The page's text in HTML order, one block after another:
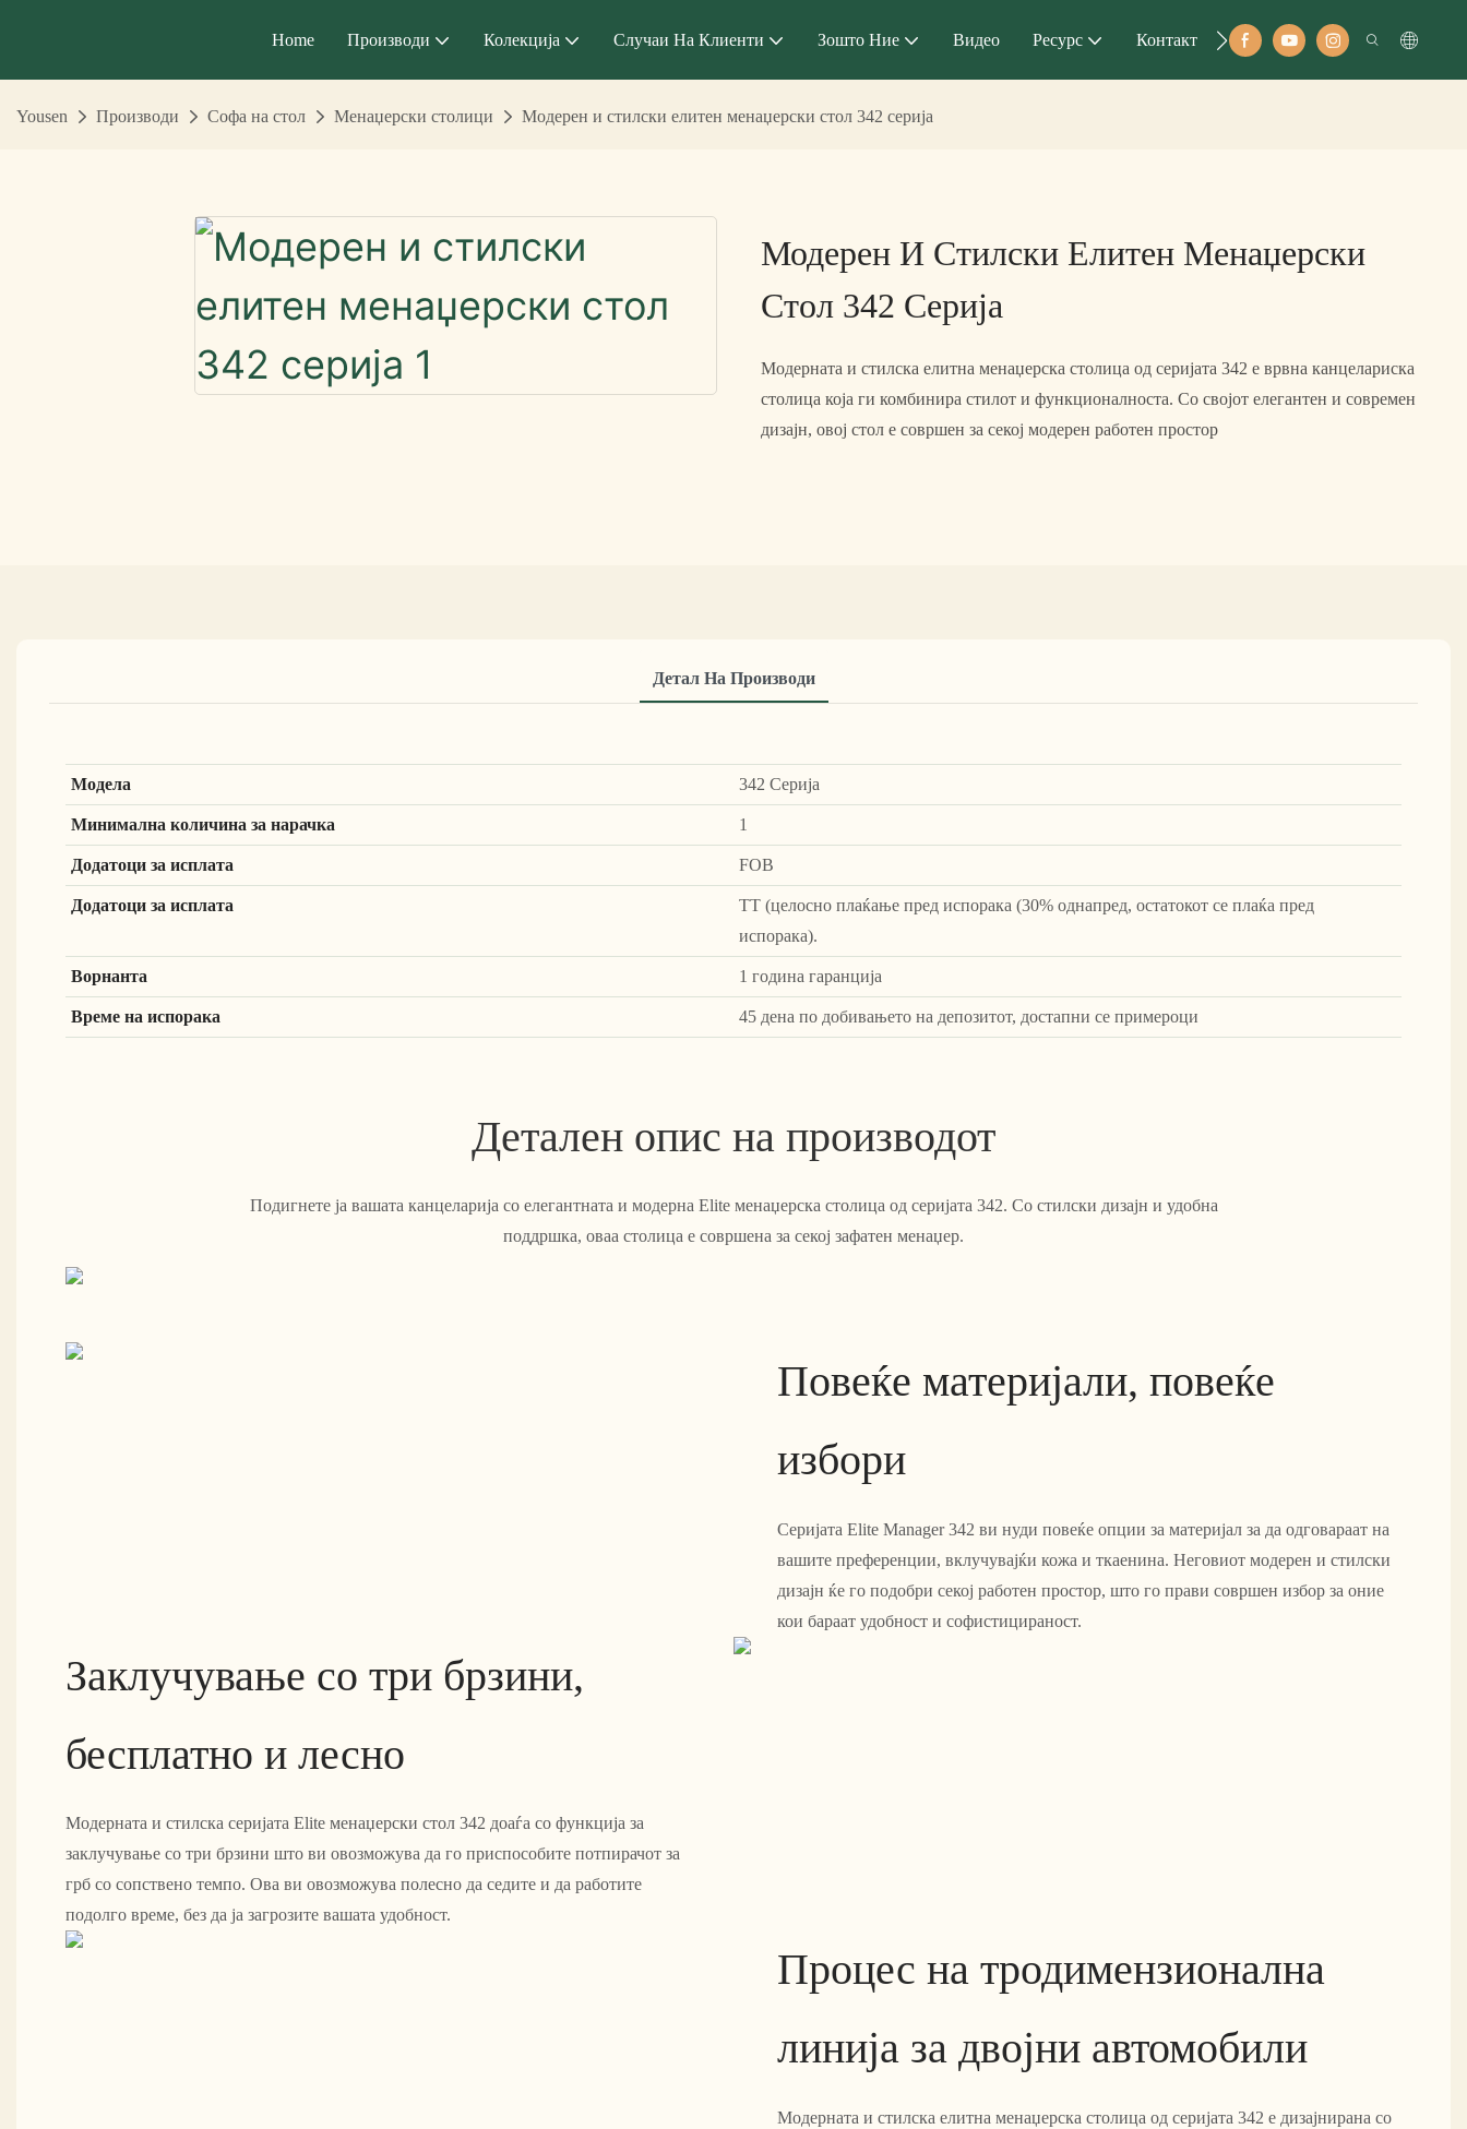
Home Производи Колекција Случаи На Клиенти Зошто Ние Видео Ресурс Контакт
Yousen Производи Софа на стол Менаџерски столици Модерен и стилски елитен менаџерски стол 342 серија
Модерен И Стилски Елитен Менаџерски
Стол 342 Серија
Модерната и стилска елитна менаџерска столица од серијата 342 е врвна канцелариска
столица која ги комбинира стилот и функционалноста. Со својот елегантен и современ
дизајн, овој стол е совршен за секој модерен работен простор
Детал На Производи
Модела
342 Серија
Минимална количина за нарачка
1
Додатоци за исплата
FOB
Додатоци за исплата
ТТ (целосно плаќање пред испорака (30% однапред, остатокот се плаќа пред
испорака).
Ворнанта
1 година гаранција
Време на испорака
45 дена по добивањето на депозитот, достапни се примероци
Детален опис на производот
Подигнете ја вашата канцеларија со елегантната и модерна Elite менаџерска столица од серијата 342. Со стилски дизајн и удобна
поддршка, оваа столица е совршена за секој зафатен менаџер.
Повеќе материјали, повеќе
избори
Серијата Elite Manager 342 ви нуди повеќе опции за материјал за да одговараат на
вашите преференции, вклучувајќи кожа и ткаенина. Неговиот модерен и стилски
дизајн ќе го подобри секој работен простор, што го прави совршен избор за оние
кои бараат удобност и софистицираност.
Заклучување со три брзини,
бесплатно и лесно
Модерната и стилска серијата Elite менаџерски стол 342 доаѓа со функција за
заклучување со три брзини што ви овозможува да го приспособите потпирачот за
грб со сопствено темпо. Ова ви овозможува полесно да седите и да работите
подолго време, без да ја загрозите вашата удобност.
Процес на тродимензионална
линија за двојни автомобили
Модерната и стилска елитна менаџерска столица од серијата 342 е дизајнирана со